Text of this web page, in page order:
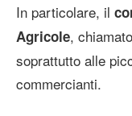
In particolare, il
Agricole,
soprattutto alle
commercianti.